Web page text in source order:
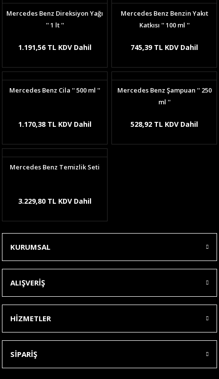
Mercedes Benz Direksiyon Yağı
'' 1 lt ''
1.191,56 TL KDV Dahil
Mercedes Benz Benzin Yakıt
Katkısı '' 100 ml ''
745,39 TL KDV Dahil
Mercedes Benz Cila '' 500 ml ''
1.170,38 TL KDV Dahil
Mercedes Benz Şampuan '' 250
ml ''
528,92 TL KDV Dahil
Mercedes Benz Temizlik Seti
3.229,80 TL KDV Dahil
KURUMSAL
ALIŞVERİŞ
HİZMETLER
SİPARİŞ